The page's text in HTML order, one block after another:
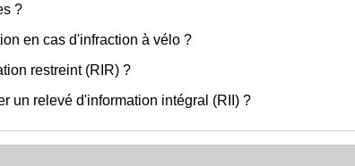
?
en cas d'infraction à vélo ?
restreint (RIR) ?
un relevé d'information intégral (RII) ?